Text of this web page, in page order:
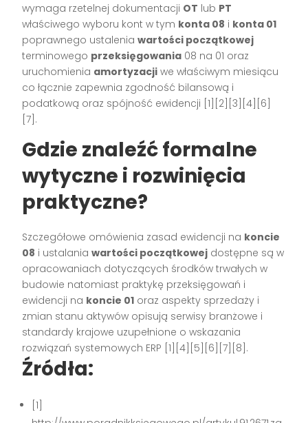
wymaga rzetelnej dokumentacji OT lub PT
właściwego wyboru kont w tym konta 08 i konta 01
poprawnego ustaleniawartości początkowej
terminowego przeksięgowania 08 na 01 oraz
uruchomienia amortyzacji we właściwym miesiącu
co łącznie zapewnia zgodność bilansową i
podatkową oraz spójność ewidencji [1][2][3][4][6]
[7].
Gdzie znaleźć formalne
wytyczne i rozwinięcia
praktyczne?
Szczegółowe omówienia zasad ewidencji na koncie
08 i ustalaniawartości początkowej dostępne są w
opracowaniach dotyczących środków trwałych w
budowie natomiast praktykę przeksięgowań i
ewidencji na koncie 01 oraz aspekty sprzedaży i
zmian stanu aktywów opisują serwisy branżowe i
standardy krajowe uzupełnione o wskazania
rozwiązań systemowych ERP [1][4][5][6][7][8].
Źródła:
[1]